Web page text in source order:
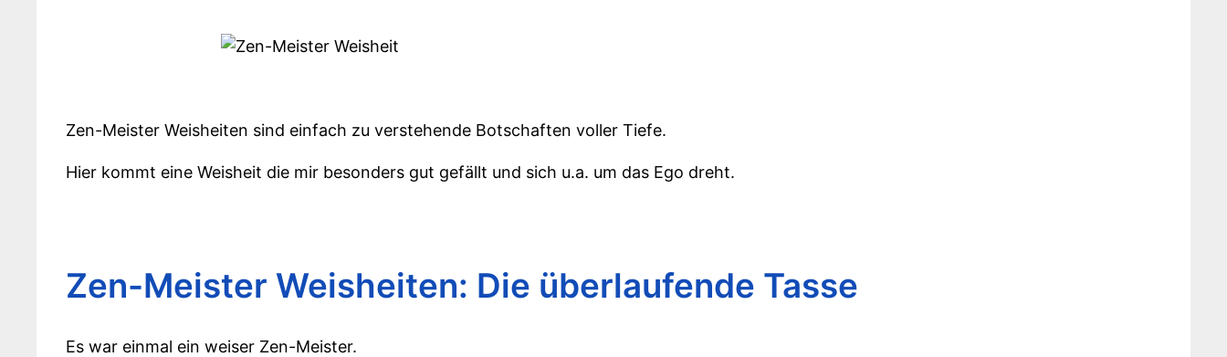
Zen-Meister Weisheiten sind einfach zu verstehende Botschaften voller Tiefe.
Hier kommt eine Weisheit die mir besonders gut gefällt und sich u.a. um das Ego dreht.
Zen-Meister Weisheiten: Die überlaufende Tasse
Es war einmal ein weiser Zen-Meister.